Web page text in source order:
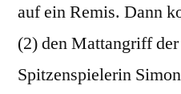
auf ein Remis. Dann
(2) den Mattangriff
Spitzenspielerin